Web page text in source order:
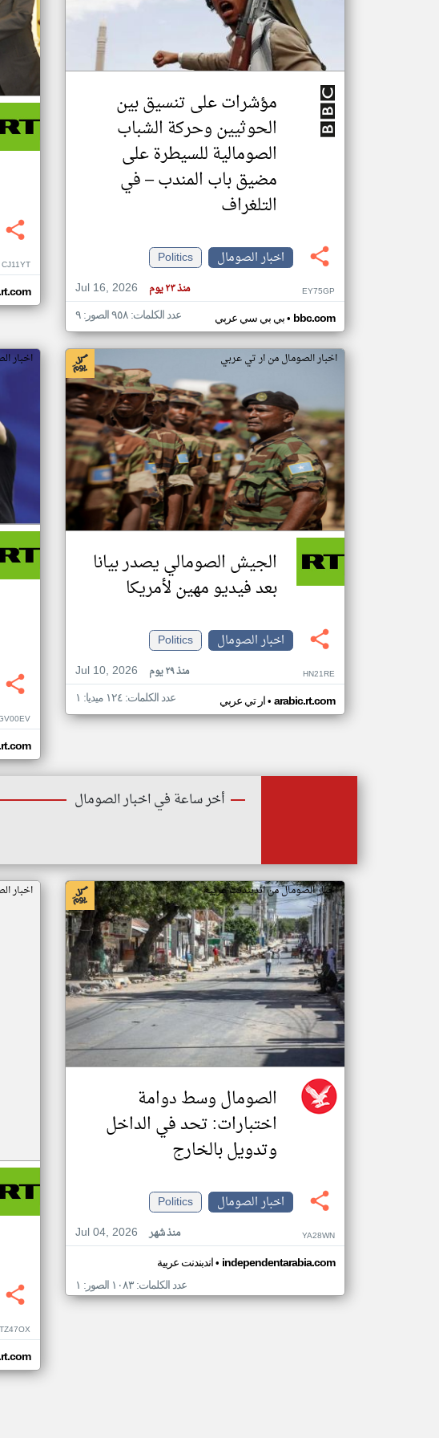
مؤشرات على تنسيق بين
الحوثيين وحركة الشباب
الصومالية للسيطرة على
مضيق باب المندب – في
التلغراف
اخبار الصومال
Politics
Jul 16, 2026
منذ ٢٣ يوم EY75GP
بي بي سي عربي• bbc.com عدد الكلمات: ٩٥٨ الصور: ٩
CJ11YT
اخبار الصومال من ار تي عربي
الجيش الصومالي يصدر بيانا
بعد فيديو مهين لأمريكا
اخبار الصومال
Politics
Jul 10, 2026
منذ ٢٩ يوم HN21RE
ار تي عربي• arabic.rt.com عدد الكلمات: ١٢٤ ميديا: ١
اخبار
أخر ساعة في اخبار الصومال
اخبار الصومال من اندبندنت عربية
الصومال وسط دوامة
اختبارات: تحد في الداخل
وتدويل بالخارج
اخبار الصومال
Politics
Jul 04, 2026
منذ شهر YA28WN
اندبندنت عربية• independentarabia.com
عدد الكلمات: ١٠٨٣ الصور: ١
اخبار
TZ47OX